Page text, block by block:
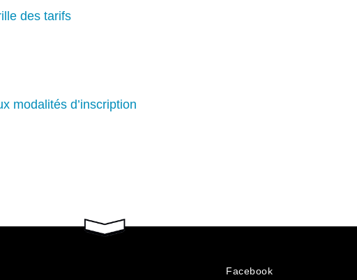
des tarifs
modalités d’inscription
Facebook